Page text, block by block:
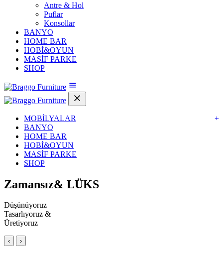
Antre & Hol
Puflar
Konsollar
BANYO
HOME BAR
HOBİ&OYUN
MASİF PARKE
SHOP
MOBİLYALAR
+
BANYO
HOME BAR
HOBİ&OYUN
MASİF PARKE
SHOP
Zamansız& LÜKS
Düşünüyoruz
Tasarlıyoruz &
Üretiyoruz
‹ ›